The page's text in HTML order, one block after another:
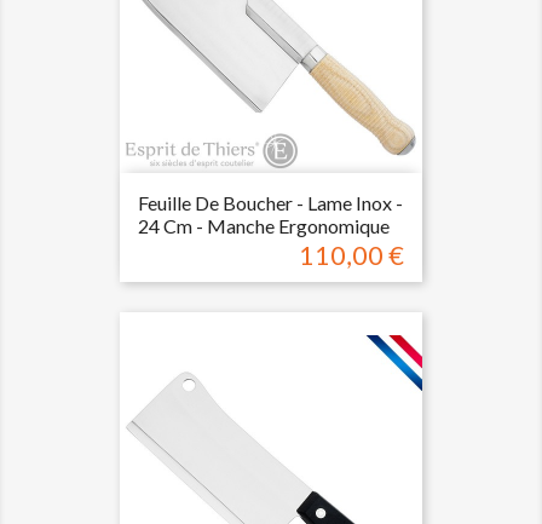
Feuille De Boucher - Lame Inox -
24 Cm - Manche Ergonomique
Prix
110,00 €